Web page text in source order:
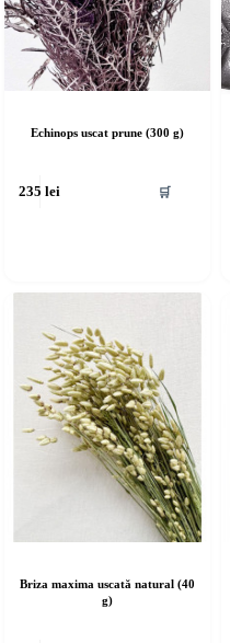
Echinops uscat prune (300 g)
235lei 🛒
Briza maxima uscată natural (40
g)